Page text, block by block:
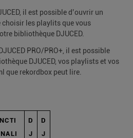
il est possible d’ouvrir un
les playlits que vous
bibliothèque DJUCED.
PRO/PRO+, il est possible
DJUCED, vos playlists et vos
que rekordbox peut lire.
D
J
D
J